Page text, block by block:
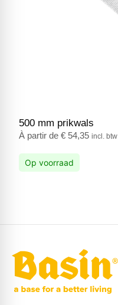
500 mm prikwals
€ 54,35 incl. btw
Op voorraad